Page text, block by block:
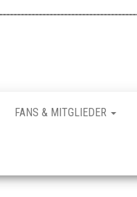
FANS & MITGLIEDER